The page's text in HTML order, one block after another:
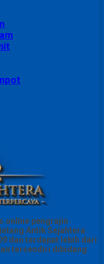
online pengrajin
Antik Sejahtera
dan terdapat lebih dari
tersendiri dibidang